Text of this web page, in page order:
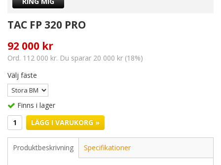
TAC FP 320 PRO
92 000 kr
Ord. 112 000 kr. Du sparar 20 000 kr (18%)
Välj fäste
Finns i lager
LÄGG I VARUKORG »
Produktbeskrivning Specifikationer